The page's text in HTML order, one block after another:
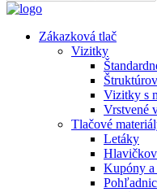
Zákazková tlač
Vizitky
Vizitky s
Vrstvené
Tlačové
Letáky
Kupóny